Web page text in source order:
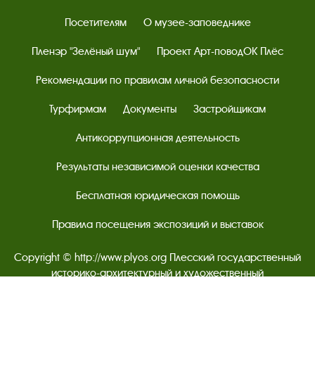
Посетителям О музее-заповеднике
Пленэр "Зелёный шум" Проект Арт-поводОК Плёс
Рекомендации по правилам личной безопасности
Турфирмам Документы Застройщикам
Антикоррупционная деятельность
Результаты независимой оценки качества
Бесплатная юридическая помощь
Правила посещения экспозиций и выставок
Copyright © http://www.plyos.org Плесский государственный
историко-архитектурный и художественный